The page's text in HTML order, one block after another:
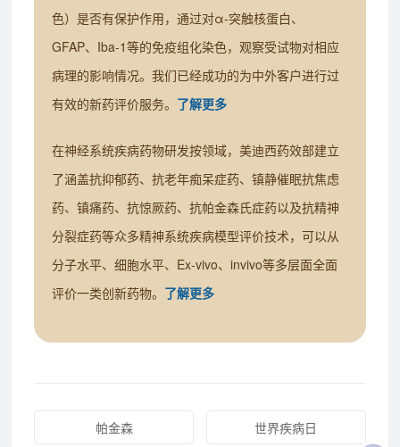
色）是否有保护作用，通过对α-突触核蛋白、
GFAP、Iba-1等的免疫组化染色，观察受试物对相应
病理的影响情况。我们已经成功的为中外客户进行过
有效的新药评价服务。 了解更多
在神经系统疾病药物研发按领域，美迪西药效部建立
了涵盖抗抑郁药、抗老年痴呆症药、镇静催眠抗焦虑
药、镇痛药、抗惊厥药、抗帕金森氏症药以及抗精神
分裂症药等众多精神系统疾病模型评价技术，可以从
分子水平、细胞水平、Ex-vivo、invivo等多层面全面
评价一类创新药物。 了解更多
帕金森 世界疾病日